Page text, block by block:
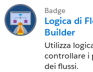
Badge
Logica di
Builder
Utilizza
controllare i
dei flussi.